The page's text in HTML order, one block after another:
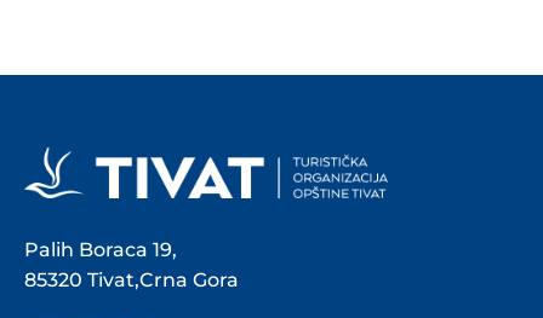
Palih Boraca 19,
85320 Tivat,Crna Gora